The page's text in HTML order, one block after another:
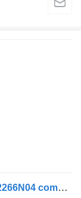
Knorr-Bremse TGX 26.480 (01.07-) K082266N04 compresor neumático para MAN TGL, TGM, TGS, TGX (2005-2021) cabeza tractora